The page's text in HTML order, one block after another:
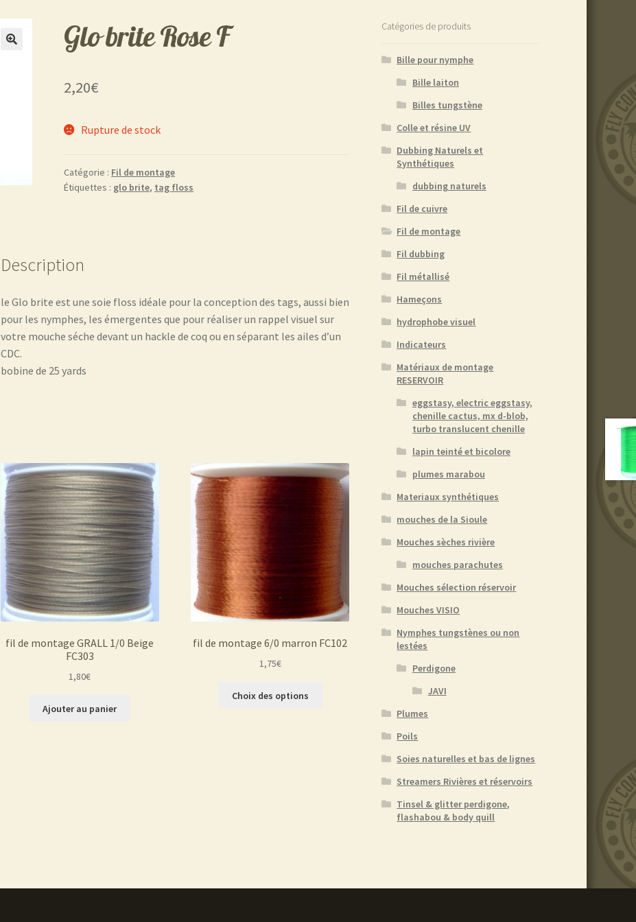
Glo brite Rose F
2,20€
Rupture de stock
Catégorie : Fil de montage
Étiquettes : glo brite, tag floss
Description
le Glo brite est une soie floss idéale pour la conception des tags, aussi bien
pour les nymphes, les émergentes que pour réaliser un rappel visuel sur
votre mouche séche devant un hackle de coq ou en séparant les ailes d’un
CDC.
bobine de 25 yards
fil de montage GRALL 1/0 Beige
FC303
1,80€
Ajouter au panier
fil de montage 6/0 marron FC102
1,75€
Choix des options
Catégories de produits
Bille pour nymphe
Bille laiton
Billes tungstène
Colle et résine UV
Dubbing Naturels et
Synthétiques
dubbing naturels
Fil de cuivre
Fil de montage
Fil dubbing
Fil métallisé
Hameçons
hydrophobe visuel
Indicateurs
Matériaux de montage
RESERVOIR
eggstasy, electric eggstasy,
chenille cactus, mx d-blob,
turbo translucent chenille
lapin teinté et bicolore
plumes marabou
Materiaux synthétiques
mouches de la Sioule
Mouches sèches rivière
mouches parachutes
Mouches sélection réservoir
Mouches VISIO
Nymphes tungstènes ou non
lestées
Perdigone
JAVI
Plumes
Poils
Soies naturelles et bas de lignes
Streamers Rivières et réservoirs
Tinsel & glitter perdigone,
flashabou & body quill